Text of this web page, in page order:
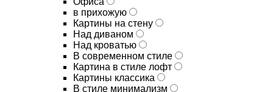
в прихожую
Картины на стену
Над диваном
Над кроватью
В современном стиле
Картина в стиле лофт
Картины классика
В стиле минимализм